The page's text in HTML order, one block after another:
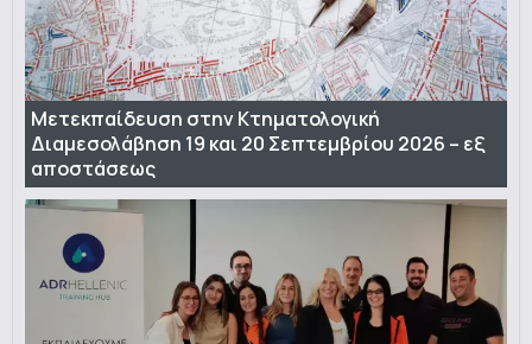
Μετεκπαίδευση στην Κτηματολογική
Διαμεσολάβηση 19 και 20 Σεπτεμβρίου 2026 – εξ
αποστάσεως